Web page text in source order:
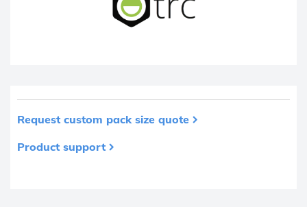
Request custom pack size quote
Product support